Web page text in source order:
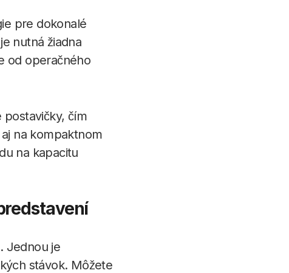
pre dokonalé
nutná žiadna
od operačného
postavičky, čím
na kompaktnom
na kapacitu
Jednou je
stávok. Môžete